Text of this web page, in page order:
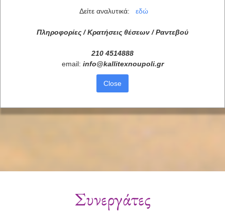
Συνεργάτες
Δείτε αναλυτικά: εδώ
Πληροφορίες / Κρατήσεις θέσεων / Ραντεβού
210 4514888
email: info@kallitexnoupoli.gr
Close